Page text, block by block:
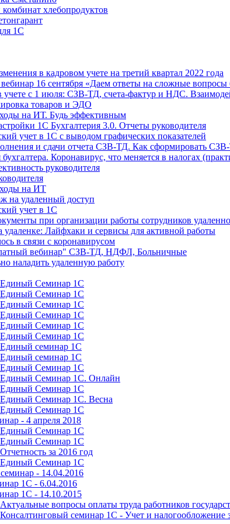
хлебопродуктов
1С
в кадровом учете на третий квартал 2022 года
16 сентября «Даем ответы на сложные
учете с 1 июля: СЗВ-ТД, счета-фактур и НДС.
товаров и ЭДО
на ИТ. Будь эффективным
1С Бухгалтерия 3.0. Отчеты руководителя
учет в 1С с выводом графических показателей
и сдачи отчета СЗВ-ТД. Как сформировать
Коронавирус, что меняется в налогах
руководителя
на ИТ
на удаленный доступ
учет в 1С
при организации работы сотрудников
удаленке: Лайфхаки и сервисы для активной работы
в связи с коронавирусом
вебинар" СЗВ-ТД, НДФЛ, Больничные
наладить удаленную работу
Единый Семинар 1С
Единый Семинар 1С
Единый Семинар 1С
Единый Семинар 1С
Единый Семинар 1С
Единый Семинар 1С
семинар 1С
Единый семинар 1С
Единый Семинар 1С
Единый Семинар 1С. Онлайн
Единый Семинар 1С
Единый Семинар 1С. Весна
Единый Семинар 1С
- 4 апреля 2018
Единый Семинар 1С
Единый Семинар 1С
за 2016 год
Единый Семинар 1С
- 14.04.2016
1С - 6.04.2016
1С - 14.10.2015
вопросы оплаты труда работников
семинар 1С - Учет и налогообложение